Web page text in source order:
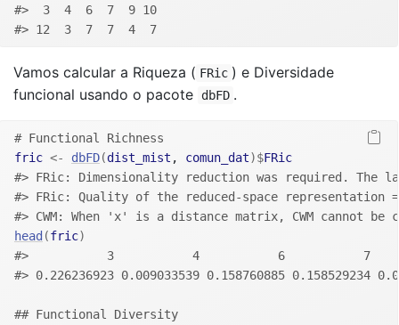
#>  3  4  6  7  9 10
#> 12  3  7  7  4  7
Vamos calcular a Riqueza ( FRic ) e Diversidade
funcional usando o pacote
dbFD .
# Functional Richness
fric <- dbFD(dist_mist , comun_dat)$FRic
#> FRic: Dimensionality reduction was required. The
#> FRic: Quality of the reduced-space representation
#> CWM: When 'x' is a distance matrix, CWM cannot be
head (fric)
#>           3           4           6           7
#> 0.226236923 0.009033539 0.158760885 0.158529234
## Functional Diversity